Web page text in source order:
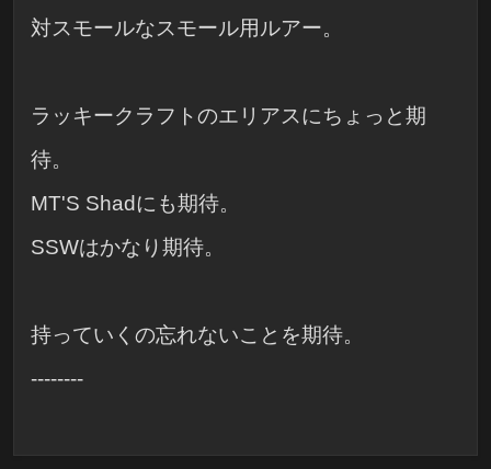
対スモールなスモール用ルアー。
ラッキークラフトのエリアスにちょっと期
待。
MT'S Shadにも期待。
SSWはかなり期待。
持っていくの忘れないことを期待。
--------